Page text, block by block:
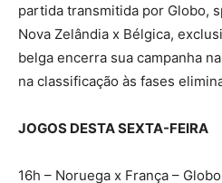
partida transmitida por Globo,
Nova Zelândia x Bélgica,
belga encerra sua campanha
na classificação às fases
JOGOS DESTA SEXTA-FEIRA
16h – Noruega x França –